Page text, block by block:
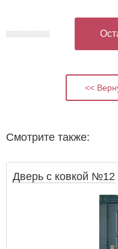
<<
Смотрите также:
Дверь с ковкой №12